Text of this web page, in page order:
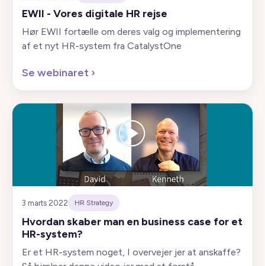
EWII - Vores digitale HR rejse
Hør EWII fortælle om deres valg og implementering
af et nyt HR-system fra CatalystOne
Se webinaret ›
3 marts 2022 HR Strategy
Hvordan skaber man en business case for et
HR-system?
Er et HR-system noget, I overvejer jer at anskaffe?